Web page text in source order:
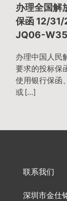
导
航
办理全国解
保函 12/
JQ06-
办理中国人民
要求的投标保
使用银行保函
或 […]
联系我们
深圳市金仕